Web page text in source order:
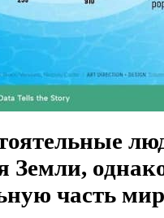
Земли,
часть